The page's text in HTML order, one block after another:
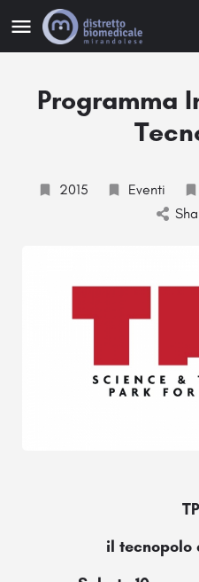
Programma
2015 Eventi
il tecnopolo